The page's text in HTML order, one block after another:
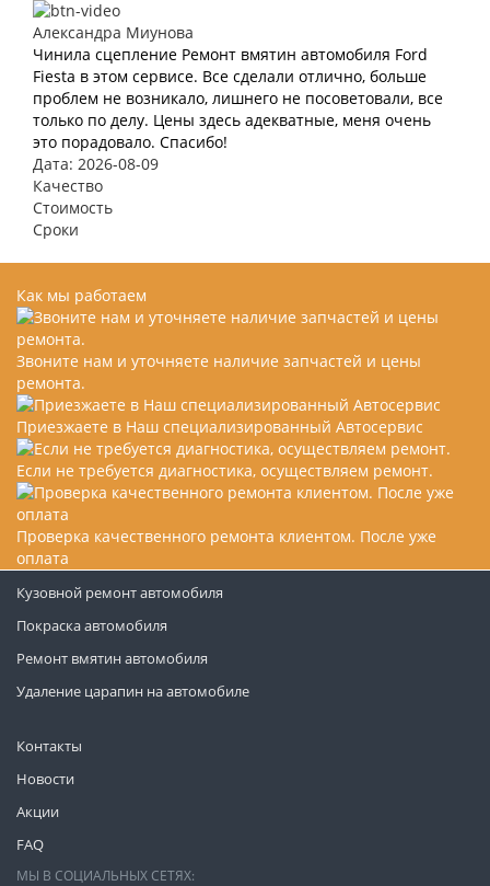
Александра Миунова
Чинила сцепление Ремонт вмятин автомобиля Ford
Fiesta в этом сервисе. Все сделали отлично, больше
проблем не возникало, лишнего не посоветовали, все
только по делу. Цены здесь адекватные, меня очень
это порадовало. Спасибо!
Дата: 2026-08-09
Качество
Стоимость
Сроки
Как мы работаем
Звоните нам и уточняете наличие запчастей и цены
ремонта.
Приезжаете в Наш специализированный Автосервис
Если не требуется диагностика, осуществляем ремонт.
Проверка качественного ремонта клиентом. После уже
оплата
Контакты
Новости
Акции
FAQ
Кузовной ремонт автомобиля
Покраска автомобиля
Ремонт вмятин автомобиля
Удаление царапин на автомобиле
МЫ В СОЦИАЛЬНЫХ СЕТЯХ: